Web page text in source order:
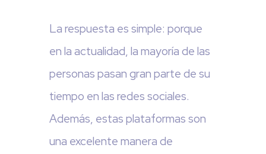
La respuesta es simple: porque
en la actualidad, la mayoría de las
personas pasan gran parte de su
tiempo en las redes sociales.
Además, estas plataformas son
una excelente manera de